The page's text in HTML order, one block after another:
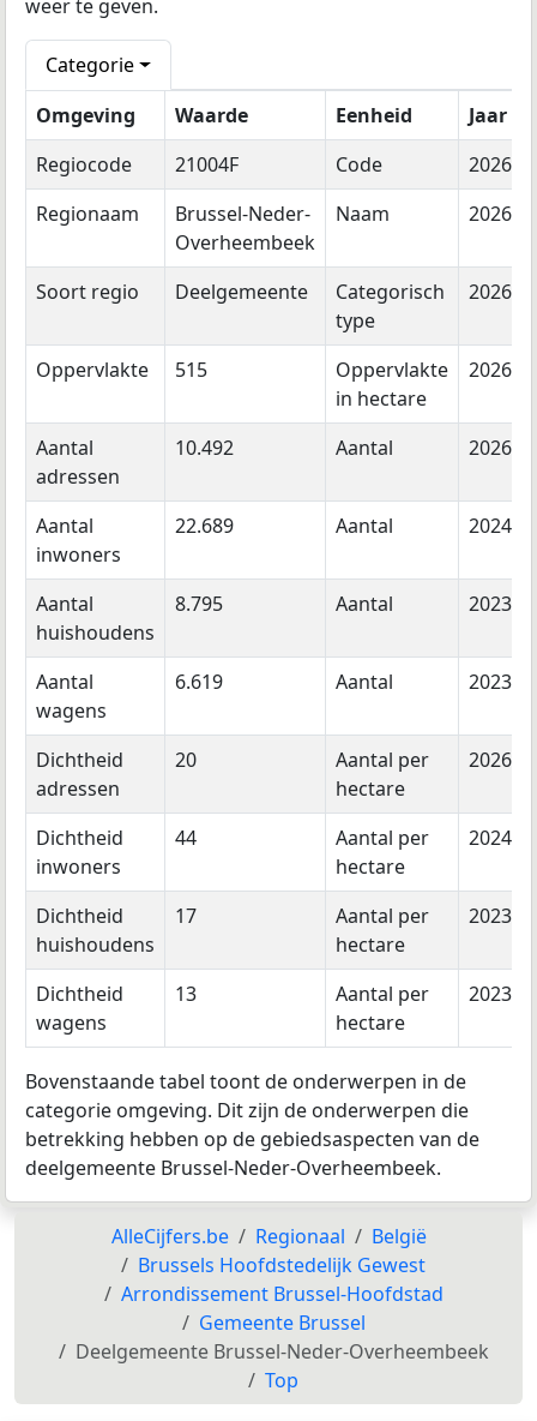
weer te geven.
Categorie
Omgeving
Waarde Eenheid
Jaar
Regiocode
21004F Code
2026
Regionaam
Brussel-Neder-
Overheembeek
Naam 2026
Soort regio Deelgemeente
Categorisch
type
2026
Oppervlakte 515
Oppervlakte
in hectare
2026
Aantal
adressen
10.492 Aantal 2026
Aantal
inwoners
22.689 Aantal 2024
Aantal
huishoudens
8.795 Aantal 2023
Aantal
wagens
6.619 Aantal 2023
Dichtheid
adressen
20
Aantal per
hectare
2026
Dichtheid
inwoners
44
Aantal per
hectare
2024
Dichtheid
huishoudens
17
Aantal per
hectare
2023
Dichtheid
wagens
13
Aantal per
hectare
2023
Bovenstaande tabel toont de onderwerpen in de
categorie omgeving. Dit zijn de onderwerpen die
betrekking hebben op de gebiedsaspecten van de
deelgemeente Brussel-Neder-Overheembeek.
AlleCijfers.be Regionaal
België
Brussels Hoofdstedelijk Gewest
Arrondissement Brussel-Hoofdstad
Gemeente Brussel
Deelgemeente Brussel-Neder-Overheembeek
Top